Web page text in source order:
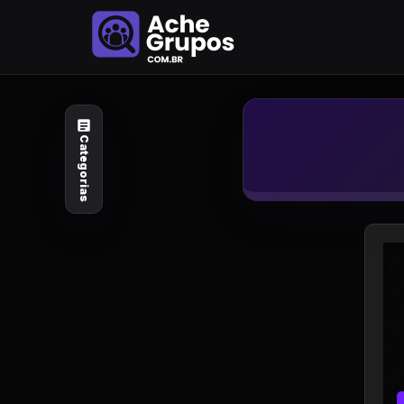
Explore por
assunto
Animais e Natureza
Arte e Design
Categorias